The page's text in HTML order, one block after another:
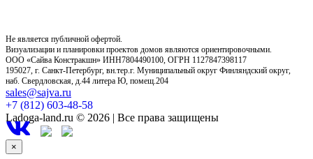
Не является публичной офертой.
Визуализации и планировки проектов домов являются ориентировочными.
ООО «Сайва Констракшн» ИНН7804490100, ОГРН 1127847398117
195027, г. Санкт-Петербург, вн.тер.г. Муниципальный округ Финляндский округ,
наб. Свердловская, д.44 литера Ю, помещ.204
sales@sajva.ru
+7 (812) 603-48-58
Ladoga-land.ru © 2026 | Все права защищены
×